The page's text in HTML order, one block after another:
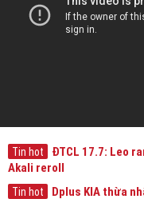
Tin hot
ĐTCL 17.7: Leo
Akali reroll
Tin hot Dplus KIA thừa